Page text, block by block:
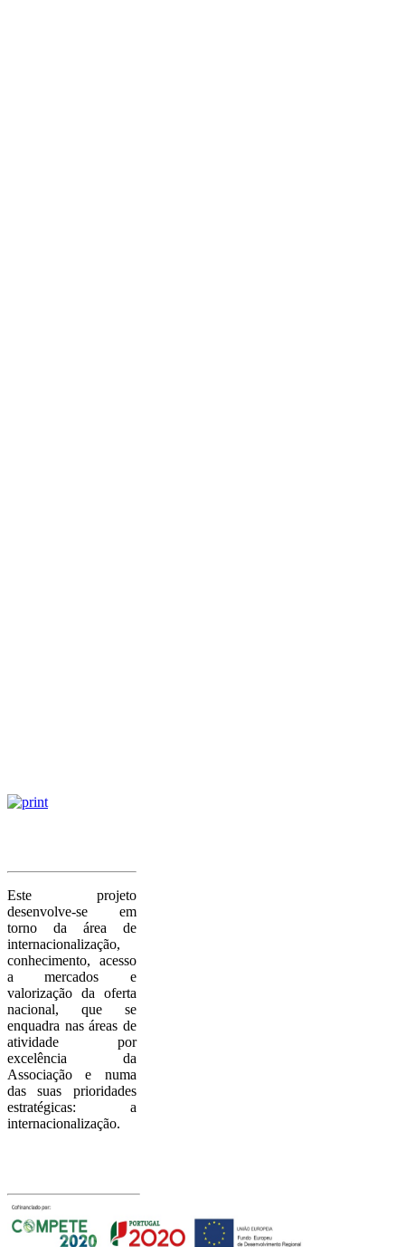
Este projeto
desenvolve-se em
torno da área de
internacionalização,
conhecimento, acesso
a mercados e
valorização da oferta
nacional, que se
enquadra nas áreas de
atividade por
excelência da
Associação e numa
das suas prioridades
estratégicas: a
internacionalização.